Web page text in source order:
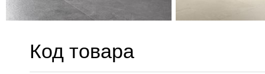
Код товара